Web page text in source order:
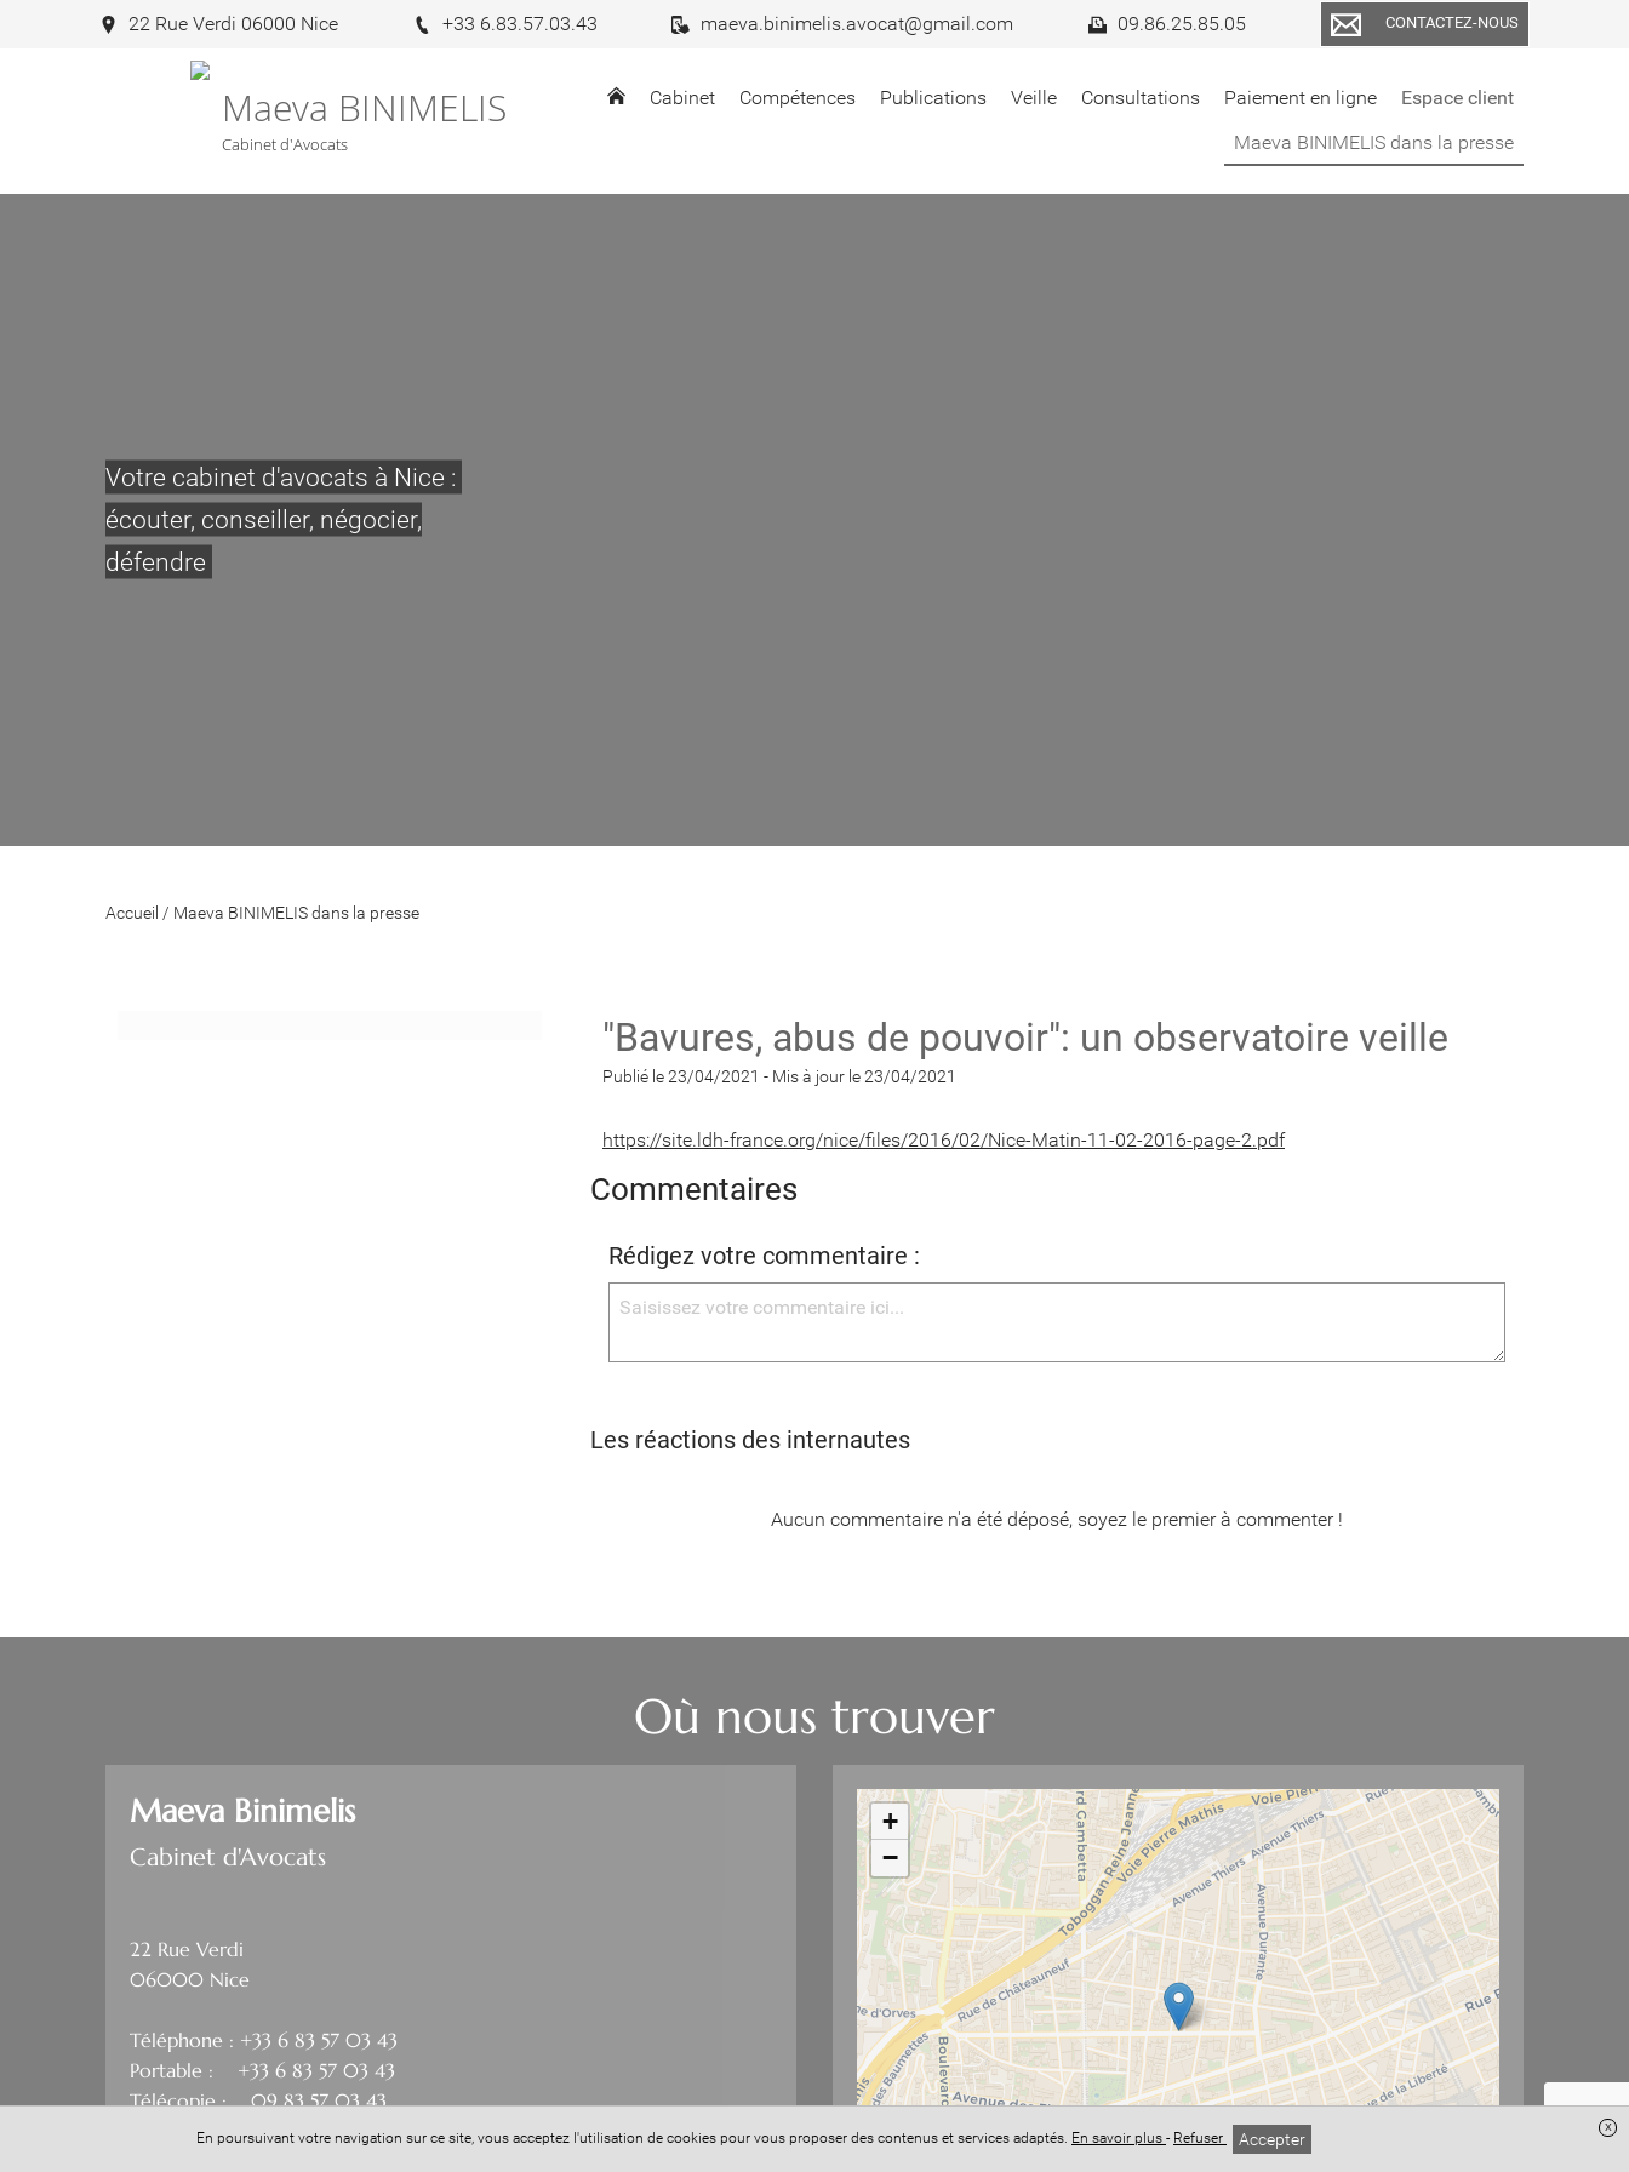
Maeva BINIMELIS
Cabinet d'Avocats
Cabinet Compétences Publications Veille Consultations Paiement en ligne
Espace client
Maeva BINIMELIS dans la presse
22 Rue Verdi 06000 Nice +33 6.83.57.03.43 maeva.binimelis.avocat@gmail.com 09.86.25.85.05 CONTACTEZ-NOUS
Votre cabinet d'avocats à Nice :
écouter, conseiller, négocier,
défendre
Accueil / Maeva BINIMELIS dans la presse
"Bavures, abus de pouvoir": un observatoire veille
Publié le 23/04/2021 - Mis à jour le 23/04/2021
https://site.ldh-france.org/nice/files/2016/02/Nice-Matin-11-02-2016-page-2.pdf
Commentaires
Rédigez votre commentaire :
Les réactions des internautes
Aucun commentaire n'a été déposé, soyez le premier à commenter !
Où nous trouver
Maeva Binimelis
Cabinet d'Avocats
22 Rue Verdi
06000 Nice
Téléphone : +33 6 83 57 03 43
Portable : +33 6 83 57 03 43
Télécopie : 09 83 57 03 43
+
−
En poursuivant votre navigation sur ce site, vous acceptez l'utilisation de cookies pour vous proposer des contenus et services adaptés. En savoir plus - Refuser Accepter
x